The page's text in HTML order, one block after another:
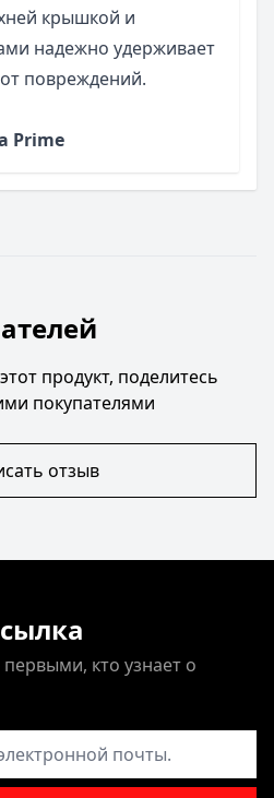
крышкой и
надежно удерживает
повреждений.
Prime
продукт, поделитесь
покупателями
отзыв
кто узнает о